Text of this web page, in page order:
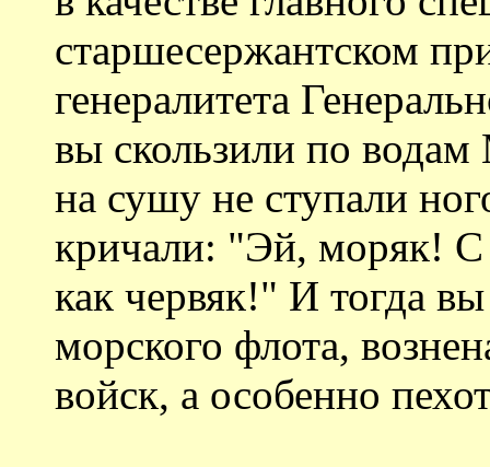
старшесержантском
генералитета
вы скользили по
на сушу не ступали
кричали: "Эй, моряк! С
как червяк!" И тогда
морского флота,
войск, а особенно